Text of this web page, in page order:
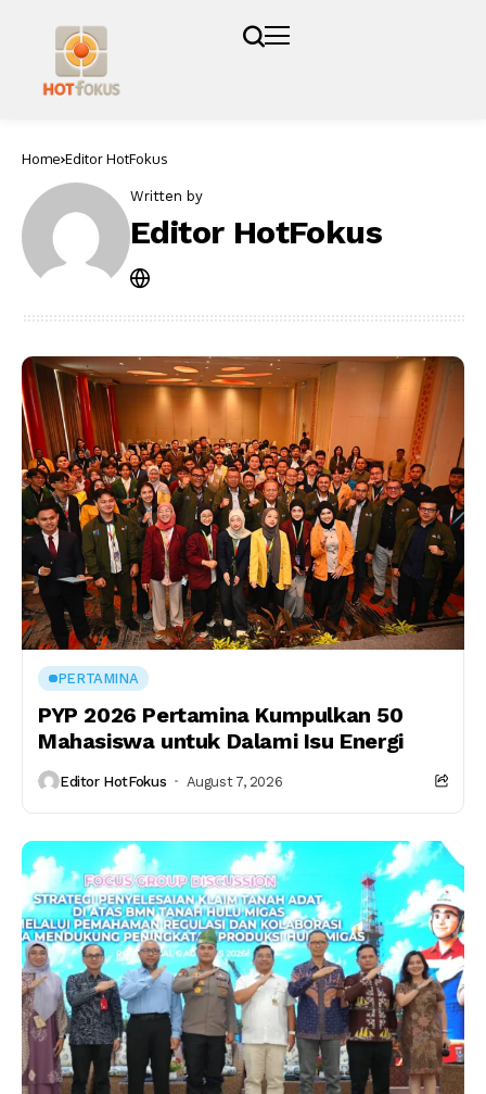
Home Editor HotFokus
Written by
Editor HotFokus
PERTAMINA
PYP 2026 Pertamina Kumpulkan 50
Mahasiswa untuk Dalami Isu Energi
Editor HotFokus August 7, 2026